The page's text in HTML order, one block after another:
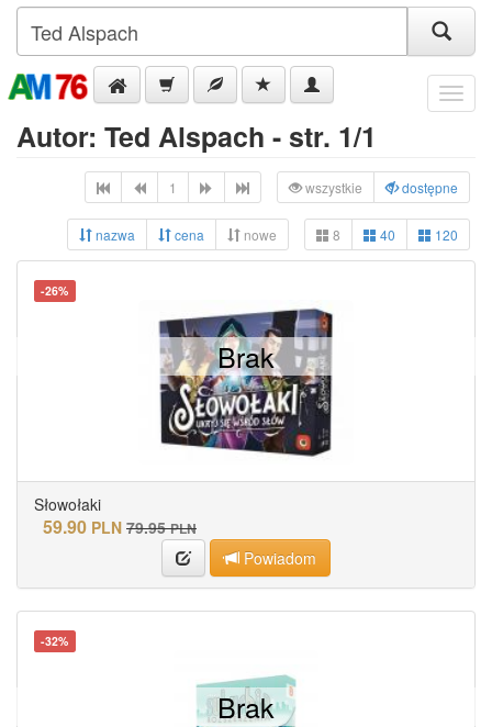
Menu
Autor: Ted Alspach - str. 1/1
1 wszystkie dostępne
nazwa cena nowe 8 40 120
-26%
Słowołaki
59.90 PLN 79.95 PLN
Powiadom
Brak
-32%
Brak